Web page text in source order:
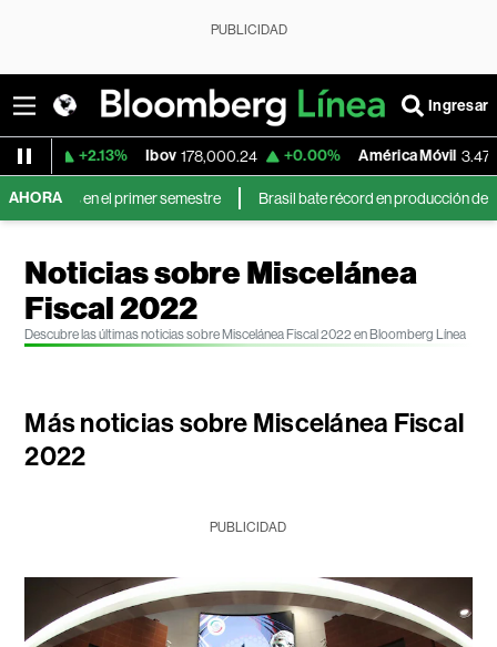
PUBLICIDAD
Ingresar
Ibov 178,000.24 +0.00% América Móvil 3.47 +6.44%
AHORA
en el primer semestre Brasil bate récord en producción de petróleo
Noticias sobre Miscelánea
Fiscal 2022
Descubre las últimas noticias sobre Miscelánea Fiscal 2022 en Bloomberg Línea
Más noticias sobre Miscelánea Fiscal
2022
PUBLICIDAD